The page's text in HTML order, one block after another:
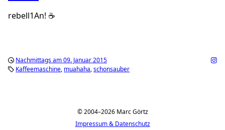
rebell1An! ☕️
Nachmittags am 09. Januar 2015
Kaffeemaschine muahaha schonsauber
© 2004–2026 Marc Görtz
Impressum & Datenschutz